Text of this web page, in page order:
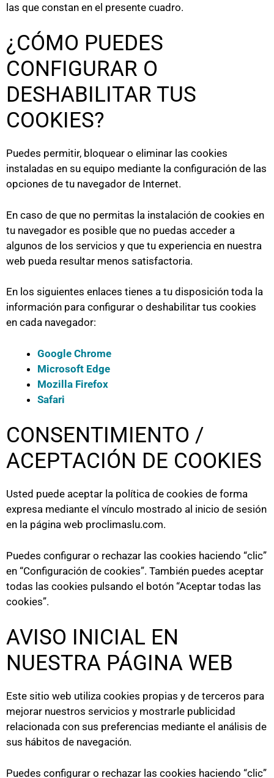
las que constan en el presente cuadro.
¿CÓMO PUEDES
CONFIGURAR O
DESHABILITAR TUS
COOKIES?
Puedes permitir, bloquear o eliminar las cookies
instaladas en su equipo mediante la configuración de las
opciones de tu navegador de Internet.
En caso de que no permitas la instalación de cookies en
tu navegador es posible que no puedas acceder a
algunos de los servicios y que tu experiencia en nuestra
web pueda resultar menos satisfactoria.
En los siguientes enlaces tienes a tu disposición toda la
información para configurar o deshabilitar tus cookies
en cada navegador:
Google Chrome
Microsoft Edge
Mozilla Firefox
Safari
CONSENTIMIENTO /
ACEPTACIÓN DE COOKIES
Usted puede aceptar la política de cookies de forma
expresa mediante el vínculo mostrado al inicio de sesión
en la página web proclimaslu.com.
Puedes configurar o rechazar las cookies haciendo “clic”
en “Configuración de cookies”. También puedes aceptar
todas las cookies pulsando el botón “Aceptar todas las
cookies”.
AVISO INICIAL EN
NUESTRA PÁGINA WEB
Este sitio web utiliza cookies propias y de terceros para
mejorar nuestros servicios y mostrarle publicidad
relacionada con sus preferencias mediante el análisis de
sus hábitos de navegación.
Puedes configurar o rechazar las cookies haciendo “clic”